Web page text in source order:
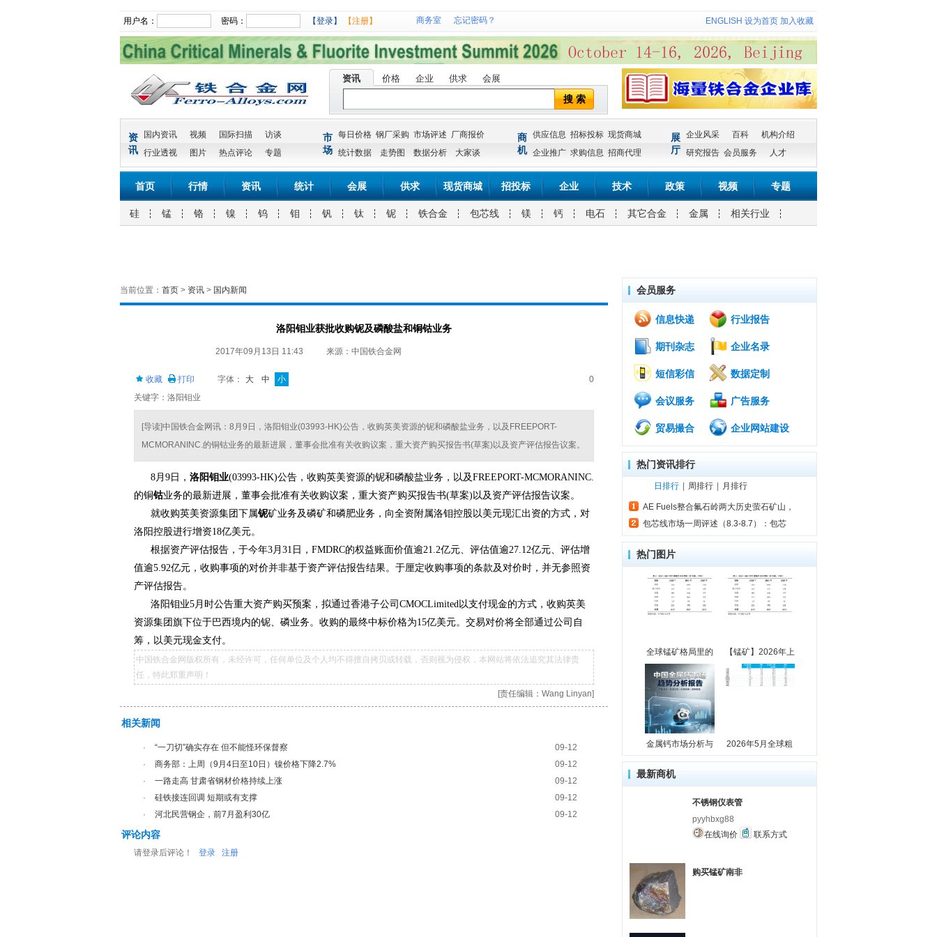
用户名： 密码： 【登录】 【注册】 商务室 忘记密码？ ENGLISH 设为首页 加入收藏
资讯 价格 企业 供求 会展
搜 索
资
讯
国内资讯 视频 国际扫描
访谈
行业透视
图片 热点评论 专题
市
场
每日价格 钢厂采购 市场评述 厂商报价
统计数据
走势图 数据分析 大家谈
商
机
供应信息 招标投标 现货商城
企业推广 求购信息 招商代理
展
厅
企业风采 百科
机构介绍
研究报告 会员服务 人才
首页 行情 资讯 统计 会展 供求 现货商城 招投标 企业 技术 政策 视频 专题
硅 锰 铬 镍 钨 钼 钒 钛 铌 铁合金 包芯线 镁 钙 电石 其它合金 金属 相关行业
当前位置： 首页 > 资讯 > 国内新闻
洛阳钼业获批收购铌及磷酸盐和铜钴业务
2017年09月13日 11:43 来源：中国铁合金网
收藏 打印 字体： 大 中 小
0
关键字：洛阳钼业
[导读]中国铁合金网讯：8月9日，洛阳钼业(03993-HK)公告，收购英美资源的铌和磷酸盐业务，以及FREEPORT-
MCMORANINC.的铜钴业务的最新进展，董事会批准有关收购议案，重大资产购买报告书(草案)以及资产评估报告议案。
8月9日， 洛阳钼业(03993-HK)公告，收购英美资源的铌和磷酸盐业务，以及FREEPORT-MCMORANINC.
的铜钴业务的最新进展，董事会批准有关收购议案，重大资产购买报告书(草案)以及资产评估报告议案。
就收购英美资源集团下属铌矿业务及磷矿和磷肥业务，向全资附属洛钼控股以美元现汇出资的方式，对
洛阳控股进行增资18亿美元。
根据资产评估报告，于今年3月31日，FMDRC的权益账面价值逾21.2亿元、评估值逾27.12亿元、评估增
值逾5.92亿元，收购事项的对价并非基于资产评估报告结果。于厘定收购事项的条款及对价时，并无参照资
产评估报告。
洛阳钼业5月时公告重大资产购买预案，拟通过香港子公司CMOCLimited以支付现金的方式，收购英美
资源集团旗下位于巴西境内的铌、磷业务。收购的最终中标价格为15亿美元。交易对价将全部通过公司自
筹，以美元现金支付。
中国铁合金网版权所有，未经许可，任何单位及个人均不得擅自拷贝或转载，否则视为侵权，本网站将依法追究其法律责
任，特此郑重声明！
[责任编辑：Wang Linyan]
相关新闻
· “一刀切”确实存在 但不能怪环保督察
09-12
·
商务部：上周（9月4日至10日）镍价格下降2.7%
09-12
·
一路走高 甘肃省钢材价格持续上涨
09-12
·
硅铁接连回调 短期或有支撑
09-12
·
河北民营钢企，前7月盈利30亿 09-12
评论内容
请登录后评论！ 登录 注册
会员服务
信息快递 行业报告
期刊杂志 企业名录
短信彩信 数据定制
会议服务 广告服务
贸易撮合 企业网站建设
热门资讯排行
日排行 周排行 月排行
AE Fuels整合氟石岭两大历史萤石矿山，
包芯线市场一周评述（8.3-8.7）：包芯
热门图片
全球锰矿格局里的 【锰矿】2026年上
金属钙市场分析与 2026年5月全球粗
最新商机
不锈钢仪表管
pyyhbxg88
在线询价
联系方式
购买锰矿南非